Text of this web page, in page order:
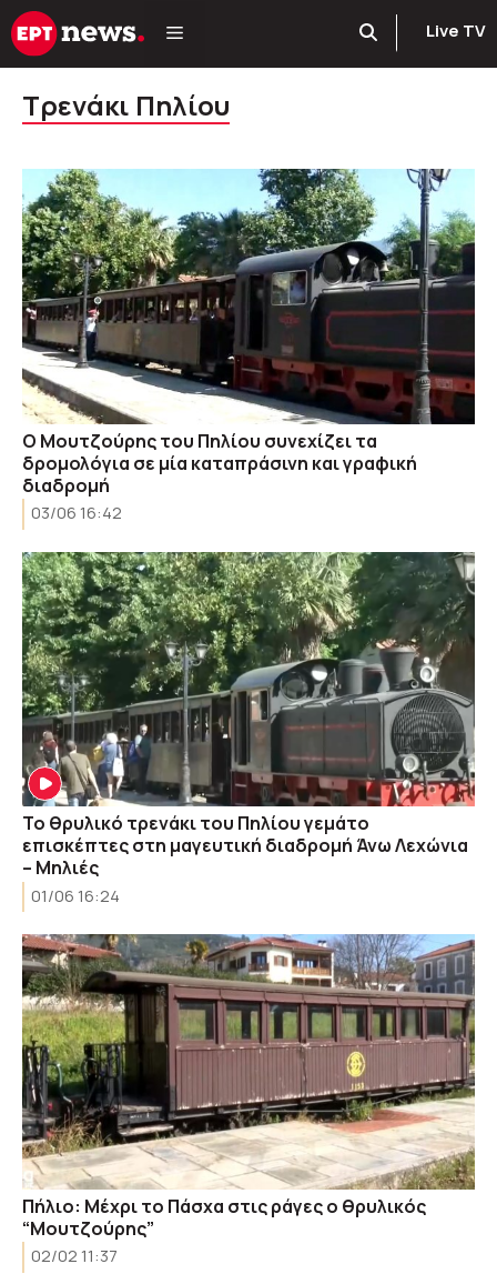
Μετάβαση
σε
Live TV
Τρενάκι Πηλίου
Ο Μουτζούρης του Πηλίου συνεχίζει τα
δρομολόγια σε μία καταπράσινη και γραφική
διαδρομή
03/06 16:42
Το θρυλικό τρενάκι του Πηλίου γεμάτο
επισκέπτες στη μαγευτική διαδρομή Άνω Λεχώνια
– Μηλιές
01/06 16:24
Πήλιο: Μέχρι το Πάσχα στις ράγες ο θρυλικός
“Μουτζούρης”
02/02 11:37